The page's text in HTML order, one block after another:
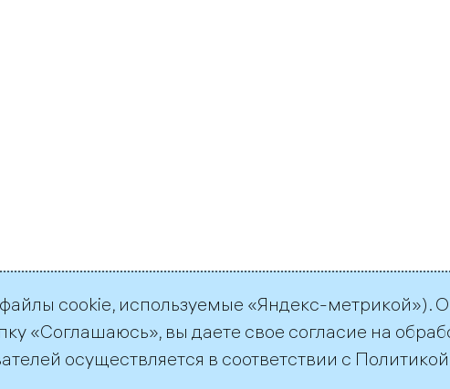
cookie, используемые «Яндекс-метрикой»).
«Соглашаюсь», вы даете свое согласие на
осуществляется в соответствии с